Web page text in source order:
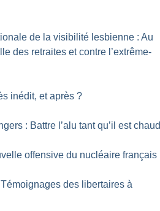
de la visibilité lesbienne : Au
des retraites et contre l’extrême-
inédit, et après ?
: Battre l’alu tant qu’il est
offensive du nucléaire français
des libertaires à